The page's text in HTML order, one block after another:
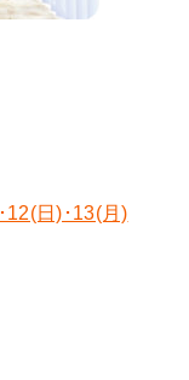
12(日)･13(月)